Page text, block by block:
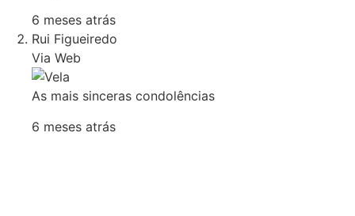
6 meses atrás
Rui Figueiredo
Via Web
As mais sinceras condolências
6 meses atrás